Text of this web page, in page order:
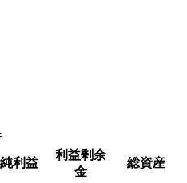
純利益
利益剰余
金
総資産